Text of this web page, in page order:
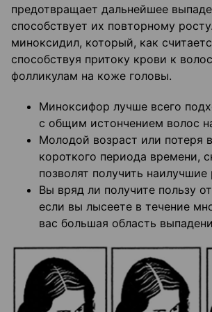
предотвращает дальнейшее
способствует их повторному
миноксидил, который, как
способствуя притоку крови к
фолликулам на коже головы.
Миноксифор лучше всего
с общим истончением волос
Молодой возраст или потеря
короткого периода времени,
позволят получить наилучшие
Вы вряд ли получите пользу
если вы лысеете в течение
вас большая область